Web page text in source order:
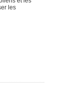
les